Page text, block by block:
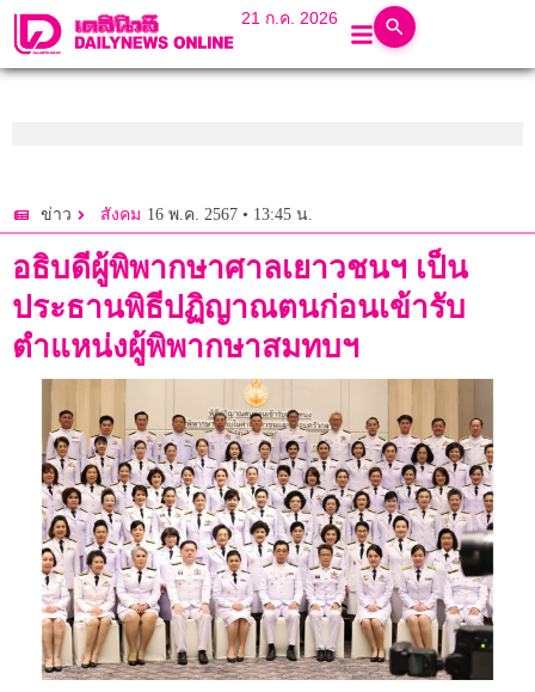
21 ก.ค. 2026
ข่าว สังคม 16 พ.ค. 2567 • 13:45 น.
อธิบดีผู้พิพากษาศาลเยาวชนฯ เป็น
ประธานพิธีปฏิญาณตนก่อนเข้ารับ
ตำแหน่งผู้พิพากษาสมทบฯ